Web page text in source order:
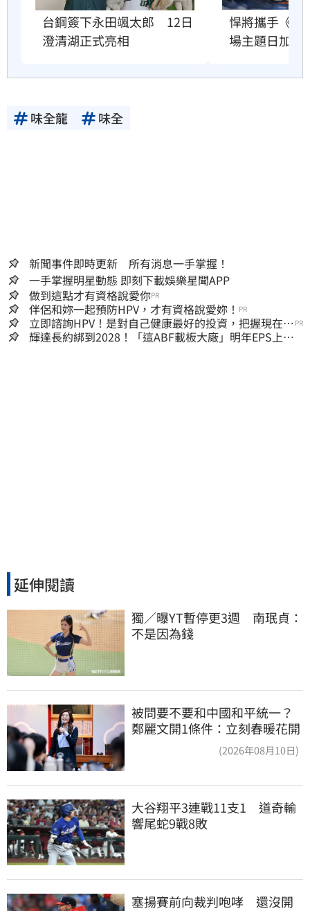
台鋼簽下永田颯太郎　12日
澄清湖正式亮相
悍將攜手《進
場主題日加碼
味全龍 味全
新聞事件即時更新 所有消息一手掌握！
一手掌握明星動態 即刻下載娛樂星聞APP
做到這點才有資格說愛你PR
伴侶和妳一起預防HPV，才有資格說愛妳！ PR
立即諮詢HPV！是對自己健康最好的投資，把握現在不
嫌晚！
PR
輝達長約綁到2028！「這ABF載板大廠」明年EPS上看
延伸閱讀
獨／曝YT暫停更3週　南珉貞：
不是因為錢
被問要不要和中國和平統一？
鄭麗文開1條件：立刻春暖花開
(2026年08月10日)
大谷翔平3連戰11支1　道奇輸
響尾蛇9戰8敗
塞揚賽前向裁判咆哮　還沒開